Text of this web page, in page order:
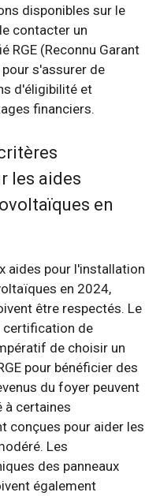
disponibles sur le
contacter un
RGE (Reconnu Garant
s'assurer de
d'éligibilité et
financiers.
les aides
en
aides pour l'installation
en 2024,
être respectés. Le
certification de
de choisir un
pour bénéficier des
du foyer peuvent
à certaines
conçues pour aider les
Les
des panneaux
également